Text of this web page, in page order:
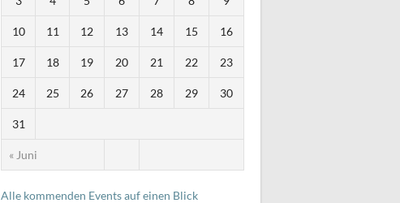
« Juni
10 11 12 13 14 15 16
17 18 19 20 21 22 23
24 25 26 27 28 29 30
31
Alle kommenden Events auf einen Blick